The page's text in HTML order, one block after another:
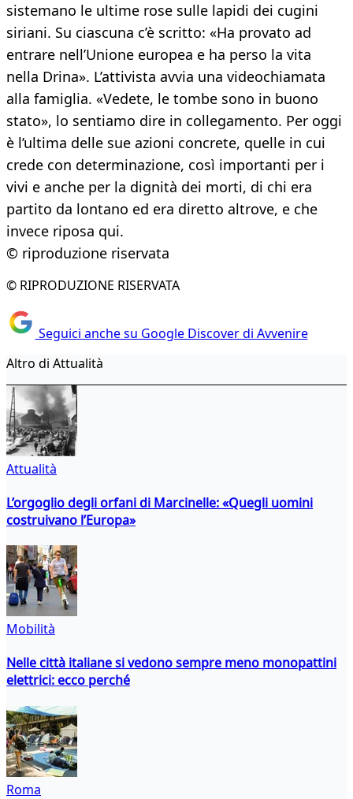
sistemano le ultime rose sulle lapidi dei cugini
siriani. Su ciascuna c’è scritto: «Ha provato ad
entrare nell’Unione europea e ha perso la vita
nella Drina». L’attivista avvia una videochiamata
alla famiglia. «Vedete, le tombe sono in buono
stato», lo sentiamo dire in collegamento. Per oggi
è l’ultima delle sue azioni concrete, quelle in cui
crede con determinazione, così importanti per i
vivi e anche per la dignità dei morti, di chi era
partito da lontano ed era diretto altrove, e che
invece riposa qui.
© riproduzione riservata
© RIPRODUZIONE RISERVATA
Seguici anche su Google Discover di Avvenire
Altro di Attualità
Attualità
L’orgoglio degli orfani di Marcinelle: «Quegli uomini
costruivano l’Europa»
Mobilità
Nelle città italiane si vedono sempre meno monopattini
elettrici: ecco perché
Roma